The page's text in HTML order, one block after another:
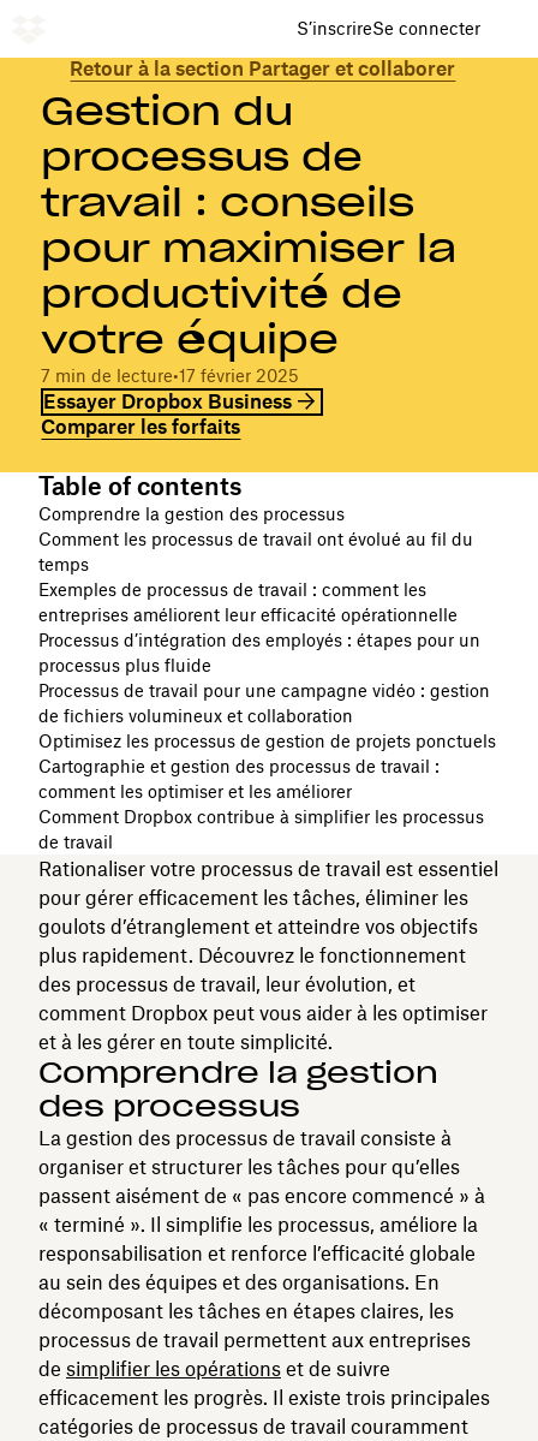
S’inscrireSe connecter
Retour à la section Partager et collaborer
Gestion du
processus de
travail : conseils
pour maximiser la
productivité de
votre équipe
7 min de lecture•17 février 2025
Essayer Dropbox Business
Comparer les forfaits
Table of contents
Comprendre la gestion des processus
Comment les processus de travail ont évolué au fil du
temps
Exemples de processus de travail : comment les
entreprises améliorent leur efficacité opérationnelle
Processus d’intégration des employés : étapes pour un
processus plus fluide
Processus de travail pour une campagne vidéo : gestion
de fichiers volumineux et collaboration
Optimisez les processus de gestion de projets ponctuels
Cartographie et gestion des processus de travail :
comment les optimiser et les améliorer
Comment Dropbox contribue à simplifier les processus
de travail
Rationaliser votre processus de travail est essentiel
pour gérer efficacement les tâches, éliminer les
goulots d’étranglement et atteindre vos objectifs
plus rapidement. Découvrez le fonctionnement
des processus de travail, leur évolution, et
comment Dropbox peut vous aider à les optimiser
et à les gérer en toute simplicité.
Comprendre la gestion
des processus
La gestion des processus de travail consiste à
organiser et structurer les tâches pour qu’elles
passent aisément de « pas encore commencé » à
« terminé ». Il simplifie les processus, améliore la
responsabilisation et renforce l’efficacité globale
au sein des équipes et des organisations. En
décomposant les tâches en étapes claires, les
processus de travail permettent aux entreprises
de simplifier les opérations et de suivre
efficacement les progrès. Il existe trois principales
catégories de processus de travail couramment